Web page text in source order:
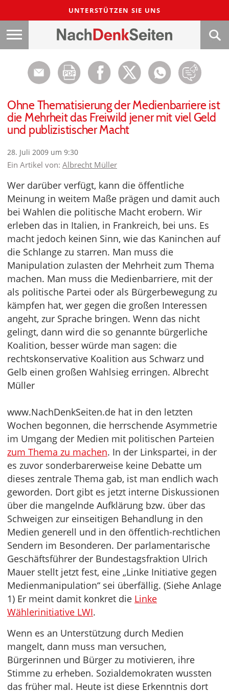
UNTERSTÜTZEN SIE UNS
Ohne Thematisierung der Medienbarriere ist
die Mehrheit das Freiwild jener mit viel Geld
und publizistischer Macht
28. Juli 2009 um 9:30
Ein Artikel von: Albrecht Müller
Wer darüber verfügt, kann die öffentliche
Meinung in weitem Maße prägen und damit auch
bei Wahlen die politische Macht erobern. Wir
erleben das in Italien, in Frankreich, bei uns. Es
macht jedoch keinen Sinn, wie das Kaninchen auf
die Schlange zu starren. Man muss die
Manipulation zulasten der Mehrheit zum Thema
machen. Man muss die Medienbarriere, mit der
als politische Partei oder als Bürgerbewegung zu
kämpfen hat, wer gegen die großen Interessen
angeht, zur Sprache bringen. Wenn das nicht
gelingt, dann wird die so genannte bürgerliche
Koalition, besser würde man sagen: die
rechtskonservative Koalition aus Schwarz und
Gelb einen großen Wahlsieg erringen. Albrecht
Müller
www.NachDenkSeiten.de hat in den letzten
Wochen begonnen, die herrschende Asymmetrie
im Umgang der Medien mit politischen Parteien
zum Thema zu machen. In der Linkspartei, in der
es zuvor sonderbarerweise keine Debatte um
dieses zentrale Thema gab, ist man endlich wach
geworden. Dort gibt es jetzt interne Diskussionen
über die mangelnde Aufklärung bzw. über das
Schweigen zur einseitigen Behandlung in den
Medien generell und in den öffentlich-rechtlichen
Sendern im Besonderen. Der parlamentarische
Geschäftsführer der Bundestagsfraktion Ulrich
Mauer stellt jetzt fest, eine „Linke Initiative gegen
Medienmanipulation“ sei überfällig. (Siehe Anlage
1) Er meint damit konkret die Linke
Wählerinitiative LWI.
Wenn es an Unterstützung durch Medien
mangelt, dann muss man versuchen,
Bürgerinnen und Bürger zu motivieren, ihre
Stimme zu erheben. Sozialdemokraten wussten
das früher mal. Heute ist diese Erkenntnis dort